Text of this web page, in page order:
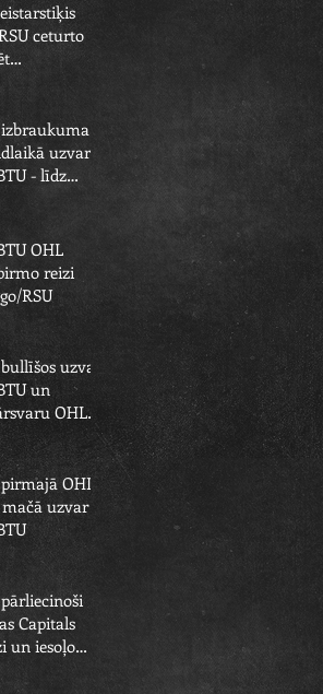
ceturto
un izcīnīt
uzvar
- līdz
OHL
reizi
RSU
uzvar
un
OHL
OHL
uzvar
Capitals
un iesoļo